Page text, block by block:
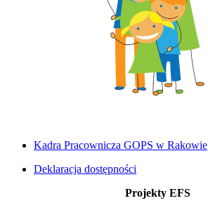
Kadra Pracownicza GOPS w Rakowie
Deklaracja dostępności
Projekty EFS